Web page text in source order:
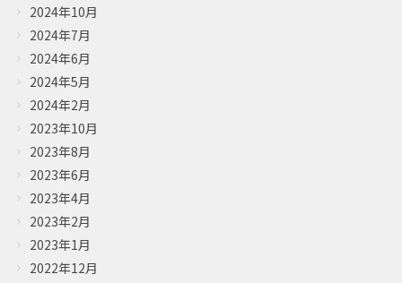
2024年10月
2024年7月
2024年6月
2024年5月
2024年2月
2023年10月
2023年8月
2023年6月
2023年4月
2023年2月
2023年1月
2022年12月